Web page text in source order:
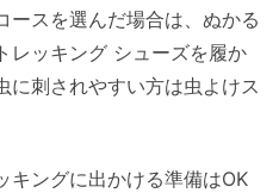
ースを選んだ場合は、ぬかる
レッキング シューズを履か
に刺されやすい方は虫よけス
キングに出かける準備はOK